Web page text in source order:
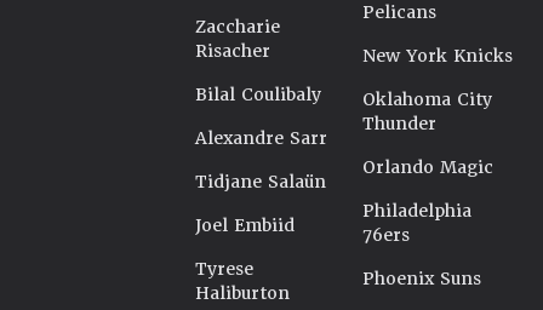
Zaccharie
Risacher
Bilal Coulibaly
Alexandre Sarr
Tidjane Salaün
Joel Embiid
Tyrese
Haliburton
Pelicans
New York Knicks
Oklahoma City
Thunder
Orlando Magic
Philadelphia
76ers
Phoenix Suns